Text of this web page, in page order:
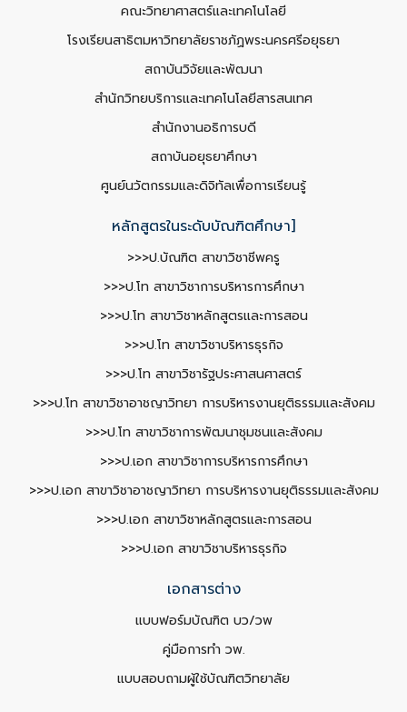
คณะวิทยาศาสตร์และเทคโนโลยี
โรงเรียนสาธิตมหาวิทยาลัยราชภัฏพระนครศรีอยุธยา
สถาบันวิจัยและพัฒนา
สำนักวิทยบริการและเทคโนโลยีสารสนเทศ
สำนักงานอธิการบดี
สถาบันอยุธยาศึกษา
ศูนย์นวัตกรรมและดิจิทัลเพื่อการเรียนรู้
หลักสูตรในระดับบัณฑิตศึกษา]
>>>ป.บัณฑิต สาขาวิชาชีพครู
>>>ป.โท สาขาวิชาการบริหารการศึกษา
>>>ป.โท สาขาวิชาหลักสูตรและการสอน
>>>ป.โท สาขาวิชาบริหารธุรกิจ
>>>ป.โท สาขาวิชารัฐประศาสนศาสตร์
>>>ป.โท สาขาวิชาอาชญาวิทยา การบริหารงานยุติธรรมและสังคม
>>>ป.โท สาขาวิชาการพัฒนาชุมชนและสังคม
>>>ป.เอก สาขาวิชาการบริหารการศึกษา
>>>ป.เอก สาขาวิชาอาชญาวิทยา การบริหารงานยุติธรรมและสังคม
>>>ป.เอก สาขาวิชาหลักสูตรและการสอน
>>>ป.เอก สาขาวิชาบริหารธุรกิจ
เอกสารต่าง
แบบฟอร์มบัณฑิต บว/วพ
คู่มือการทำ วพ.
แบบสอบถามผู้ใช้บัณฑิตวิทยาลัย